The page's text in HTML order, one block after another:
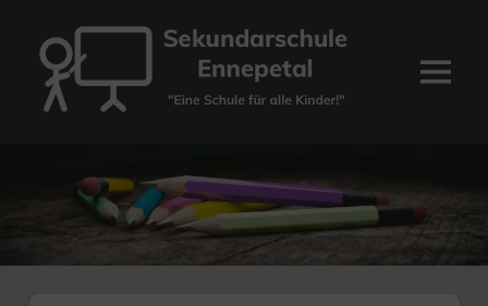
Inhalt
springen
Sekundarschule
Menü